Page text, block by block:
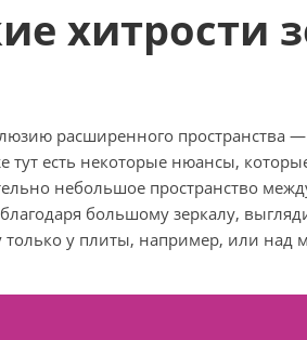
хитрости
расширенного пространства
тут есть некоторые нюансы,
небольшое пространство
большому зеркалу,
только у плиты, например, или над